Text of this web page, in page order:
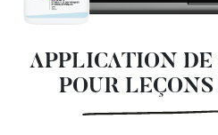
APPLICATION DE
POUR